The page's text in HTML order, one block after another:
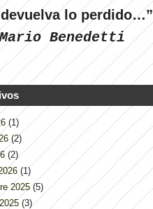
lo perdido…”
Mario Benedetti
(1)
(2)
(2)
(1)
2025 (5)
(3)